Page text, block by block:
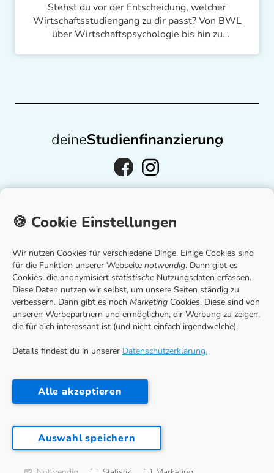
Stehst du vor der Entscheidung, welcher
Wirtschaftsstudiengang zu dir passt? Von BWL
über Wirtschaftspsychologie bis hin zu
Home
Über uns
Partner
Jobs
Blog
Presse
FiRec GmbH
Seelingstraße 47/49
hello@deinestudienfinanzierung.de
🍪 Cookie Einstellungen
Wir nutzen Cookies für verschiedene Dinge. Einige Cookies sind
für die Funktion unserer Webseite notwendig. Dann gibt es
Cookies, die anonymisiert statistische Nutzungsdaten erfassen.
Diese Daten nutzen wir selbst, um unsere Seiten ständig zu
verbessern. Dann gibt es noch Marketing Cookies. Diese sind von
unseren Werbepartnern und ermöglichen, dir Werbung zu zeigen,
die für dich interessant ist (und nicht einfach irgendwelche).
Details findest du in unserer Datenschutzerklärung.
Alle akzeptieren
Auswahl speichern